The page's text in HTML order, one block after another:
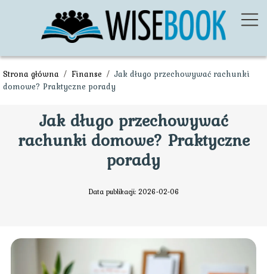
Strona główna / Finanse /Jak długo przechowywać rachunki
domowe? Praktyczne porady
Jak długo przechowywać
rachunki domowe? Praktyczne
porady
Data publikacji: 2026-02-06